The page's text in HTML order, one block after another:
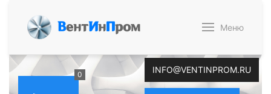
ВентИнПром Меню
0 INFO@VENTINPROM.RU